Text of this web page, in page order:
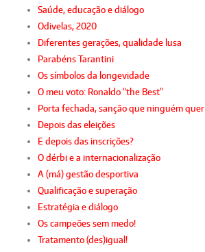
Saúde, educação e diálogo
Odivelas, 2020
Diferentes gerações, qualidade lusa
Parabéns Tarantini
Os símbolos da longevidade
O meu voto: Ronaldo “the Best”
Porta fechada, sanção que ninguém quer
Depois das eleições
E depois das inscrições?
O dérbi e a internacionalização
A (má) gestão desportiva
Qualificação e superação
Estratégia e diálogo
Os campeões sem medo!
Tratamento (des)igual!